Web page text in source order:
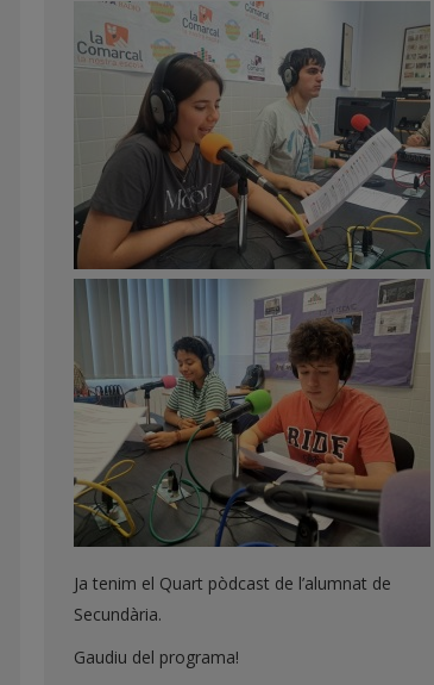
Ja tenim el Quart pòdcast de l’alumnat de
Secundària.
Gaudiu del programa!